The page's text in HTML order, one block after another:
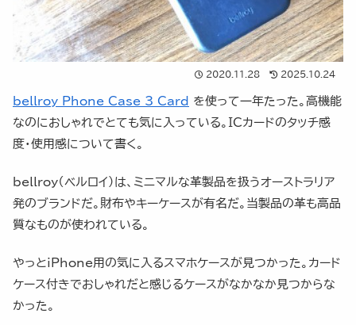
2020.11.28 2025.10.24
bellroy Phone Case 3 Card を使って一年たった。高機能
なのにおしゃれでとても気に入っている。ICカードのタッチ感
度・使用感について書く。
bellroy（ベルロイ）は、ミニマルな革製品を扱うオーストラリア
発のブランドだ。財布やキーケースが有名だ。当製品の革も高品
質なものが使われている。
やっとiPhone用の気に入るスマホケースが見つかった。カード
ケース付きでおしゃれだと感じるケースがなかなか見つからな
かった。